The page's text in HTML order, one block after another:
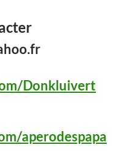
Donkluivert
aperodespapa